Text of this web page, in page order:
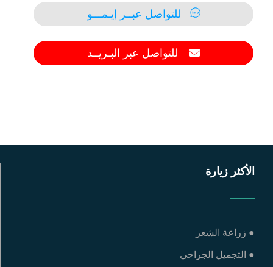
للتواصل عبــر إيـمـــو
للتواصل عبر البـريــد
الأكثر زيارة
● زراعة الشعر
● التجميل الجراحي